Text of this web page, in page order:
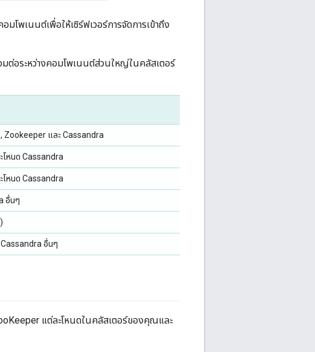
โพเนนต์เพื่อให้เซิร์ฟเวอร์การจัดการเข้าถึง
ต่อระหว่างคอมโพเนนต์ส่วนใหญ่ในคลัสเตอร์
Zookeeper และ Cassandra
หนด Cassandra
หนด Cassandra
อื่นๆ
อื่นๆ
แต่ละโหนดในคลัสเตอร์ของคุณและ